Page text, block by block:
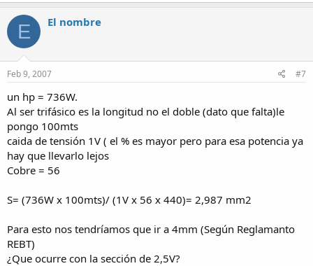
E El nombre
Feb 9, 2007 #7
un hp = 736W.
Al ser trifásico es la longitud no el doble (dato que falta)le
pongo 100mts
caida de tensión 1V ( el % es mayor pero para esa potencia ya
hay que llevarlo lejos
Cobre = 56
S= (736W x 100mts)/ (1V x 56 x 440)= 2,987 mm2
Para esto nos tendríamos que ir a 4mm (Según Reglamanto
REBT)
¿Que ocurre con la sección de 2,5V?